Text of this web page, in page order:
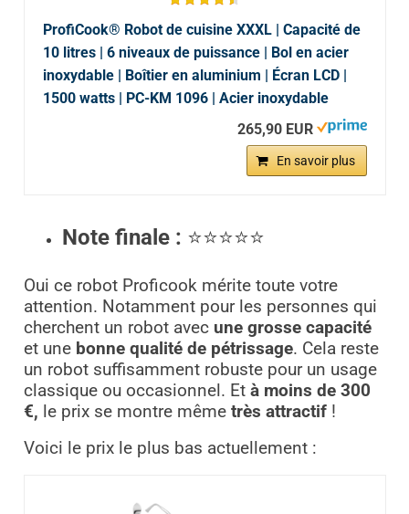
ProfiCook® Robot de cuisine XXXL | Capacité de
10 litres | 6 niveaux de puissance | Bol en acier
inoxydable | Boîtier en aluminium | Écran LCD |
1500 watts | PC-KM 1096 | Acier inoxydable
265,90 EUR
En savoir plus
Note finale : ⭐⭐⭐⭐⭐
Oui ce robot Proficook mérite toute votre
attention. Notamment pour les personnes qui
cherchent un robot avec une grosse capacité
et une bonne qualité de pétrissage. Cela reste
un robot suffisamment robuste pour un usage
classique ou occasionnel. Et à moins de 300
€, le prix se montre même très attractif!
Voici le prix le plus bas actuellement :